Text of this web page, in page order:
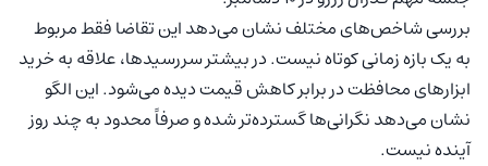
بررسی شاخص‌های مختلف نشان می‌دهد این تقاضا فقط مربوط
به یک بازه زمانی کوتاه نیست. در بیشتر سررسیدها، علاقه به خرید
ابزارهای محافظت در برابر کاهش قیمت دیده می‌شود. این الگو
نشان می‌دهد نگرانی‌ها گسترده‌تر شده و صرفاً محدود به چند روز
آینده نیست.